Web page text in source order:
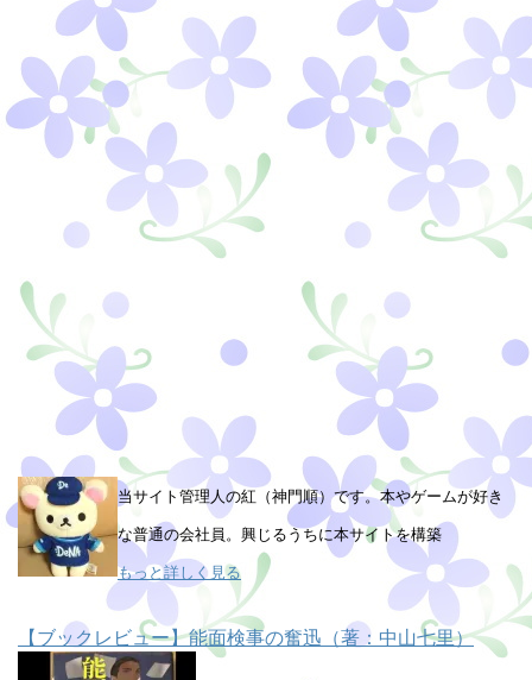
当サイト管理人の紅（神門順）です。本やゲームが好き
な普通の会社員。興じるうちに本サイトを構築
もっと詳しく見る
【ブックレビュー】能面検事の奮迅（著：中山七里）